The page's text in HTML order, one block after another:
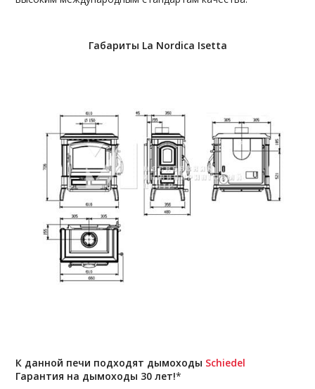
Габариты La Nordica Isetta
К данной печи подходят дымоходы Schiedel
Гарантия на дымоходы 30 лет!*